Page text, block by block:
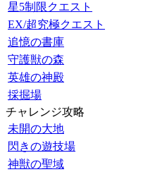
星5制限クエスト
EX/超究極クエスト
追憶の書庫
守護獣の森
英雄の神殿
採掘場
チャレンジ攻略
未開の大地
閃きの遊技場
神獣の聖域